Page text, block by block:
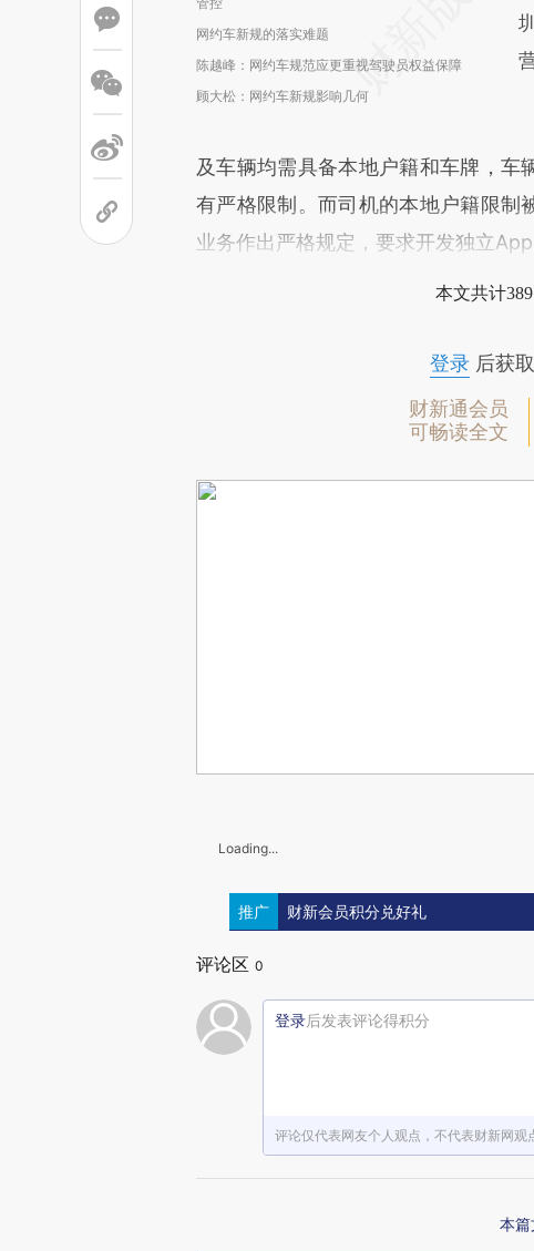
网约车新规的落实难题
陈越峰：网约车规范应更重视驾驶员权益保障
顾大松：网约车新规影响几何
及车辆均需具备本地户籍和车牌，车
有严格限制。而司机的本地户籍限制
业务作出严格规定，要求开发独立App
本文共计
登录后获
财新通会员
可畅读全文
Loading...
推广 财新会员积分兑好礼
评论区 0
登录后发表评论得积分
评论仅代表网友个人观点，不代表财新网观
本